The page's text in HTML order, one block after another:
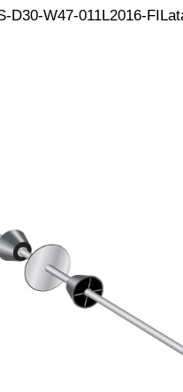
D30-W47-011L2016-